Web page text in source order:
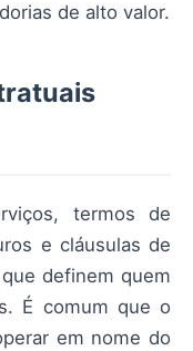
de alto valor.
termos de
e cláusulas de
definem quem
É comum que o
em nome do